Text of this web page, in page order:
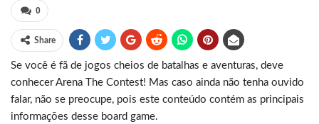
0
Share
Se você é fã de jogos cheios de batalhas e aventuras, deve
conhecer Arena The Contest! Mas caso ainda não tenha ouvido
falar, não se preocupe, pois este conteúdo contém as principais
informações desse board game.